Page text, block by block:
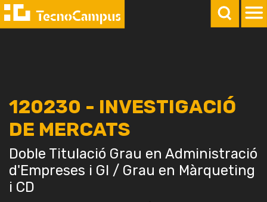
120230 - INVESTIGACIÓ
DE MERCATS
Doble Titulació Grau en Administració
d'Empreses i GI / Grau en Màrqueting
i CD